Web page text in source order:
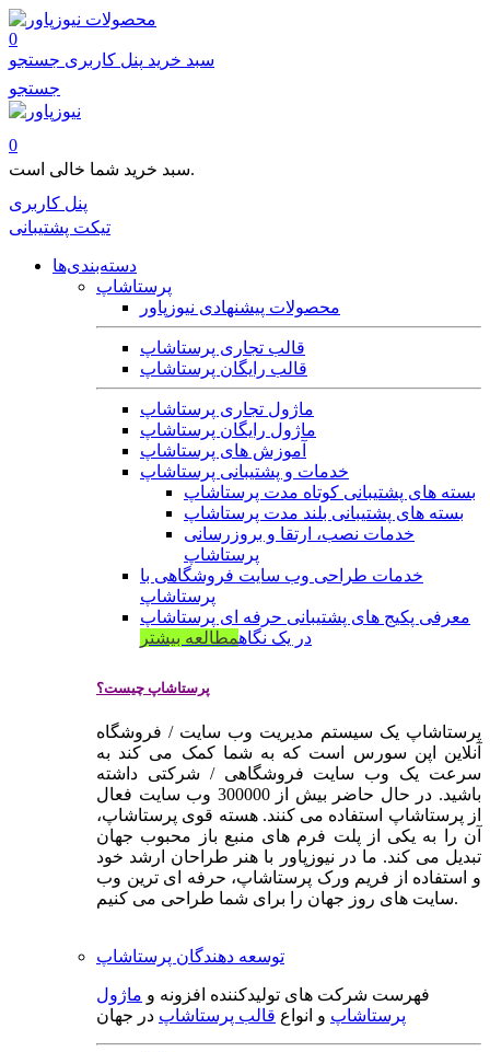
محصولات
0
سبد خرید پنل کاربری جستجو
جستجو
0
سبد خرید شما خالی است.
پنل کاربری
تیکت پشتیبانی
دسته‌بندی‌ها
پرستاشاپ
محصولات پیشنهادی نیوزپاور
قالب تجاری پرستاشاپ
قالب رایگان پرستاشاپ
ماژول تجاری پرستاشاپ
ماژول رایگان پرستاشاپ
آموزش های پرستاشاپ
خدمات و پشتیبانی پرستاشاپ
بسته های پشتیبانی کوتاه مدت پرستاشاپ
بسته های پشتیبانی بلند مدت پرستاشاپ
خدمات نصب، ارتقا و بروزرسانی
پرستاشاپ
خدمات طراحی وب سایت فروشگاهی با
پرستاشاپ
معرفی پکیج های پشتیبانی حرفه ای پرستاشاپ
در یک نگاهمطالعه بیشتر
پرستاشاپ چیست؟
پرستاشاپ یک سیستم مدیریت وب سایت / فروشگاه
آنلاین اپن سورس است که به شما کمک می کند به
سرعت یک وب سایت فروشگاهی / شرکتی داشته
باشید. در حال حاضر بیش از 300000 وب سایت فعال
از پرستاشاپ استفاده می کنند. هسته قوی پرستاشاپ،
آن را به یکی از پلت فرم های منبع باز محبوب جهان
تبدیل می کند. ما در نیوزپاور با هنر طراحان ارشد خود
و استفاده از فریم ورک پرستاشاپ، حرفه ای ترین وب
سایت های روز جهان را برای شما طراحی می کنیم.
توسعه دهندگان پرستاشاپ
فهرست شرکت های تولیدکننده افزونه و ماژول
پرستاشاپ و انواع قالب پرستاشاپ در جهان